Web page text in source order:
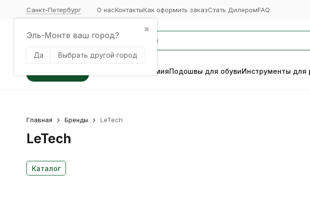
Санкт-Петербург
✖
Эль-Монте ваш город?
Да Выбрать другой город
О насКонтактыКак оформить заказСтать ДилеромFAQ
Кожевенная химияПодошвы для обувиИнструменты для
Главная Бренды LeTech
LeTech
Каталог